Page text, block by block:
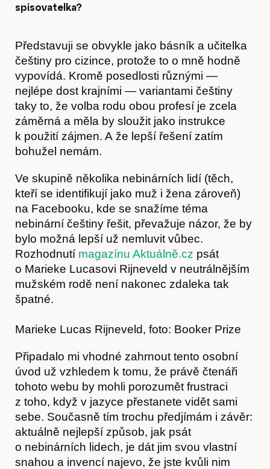
spisovatelka?
Představuji se obvykle jako básník a učitelka
češtiny pro cizince, protože to o mně hodně
vypovídá. Kromě posedlosti různými —
nejlépe dost krajními — variantami češtiny
taky to, že volba rodu obou profesí je zcela
záměrná a měla by sloužit jako instrukce
k použití zájmen. A že lepší řešení zatím
bohužel nemám.
Ve skupině několika nebinárních lidí (těch,
kteří se identifikují jako muž i žena zároveň)
na Facebooku, kde se snažíme téma
nebinární češtiny řešit, převažuje názor, že by
bylo možná lepší už nemluvit vůbec.
Rozhodnutí magazínu Aktuálně.cz psát
o Marieke Lucasovi Rijneveld v neutrálnějším
mužském rodě není nakonec zdaleka tak
špatné.
Marieke Lucas Rijneveld, foto: Booker Prize
Připadalo mi vhodné zahrnout tento osobní
úvod už vzhledem k tomu, že právě čtenáři
tohoto webu by mohli porozumět frustraci
z toho, když v jazyce přestanete vidět sami
sebe. Současně tím trochu předjímám i závěr:
aktuálně nejlepší způsob, jak psát
o nebinárních lidech, je dát jim svou vlastní
snahou a invencí najevo, že jste kvůli nim